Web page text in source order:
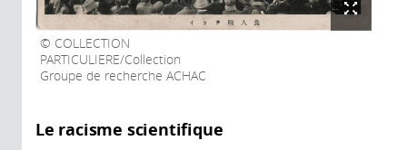
COLLECTION
PARTICULIERE/Collection
Groupe de recherche ACHAC
Le racisme scientifique